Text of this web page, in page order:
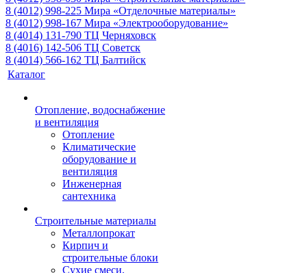
8 (4012) 998-225 Мира «Отделочные материалы»
8 (4012) 998-167 Мира «Электрооборудование»
8 (4014) 131-790 ТЦ Черняховск
8 (4016) 142-506 ТЦ Советск
8 (4014) 566-162 ТЦ Балтийск
Каталог
Отопление, водоснабжение
и вентиляция
Отопление
Климатические
оборудование и
вентиляция
Инженерная
сантехника
Строительные материалы
Металлопрокат
Кирпич и
строительные блоки
Сухие смеси,